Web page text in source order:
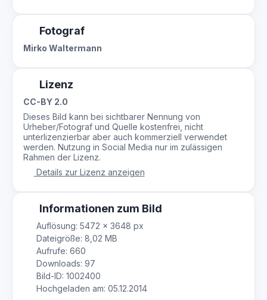
Fotograf
Mirko Waltermann
Lizenz
CC-BY 2.0
Dieses Bild kann bei sichtbarer Nennung von
Urheber/Fotograf und Quelle kostenfrei, nicht
unterlizenzierbar aber auch kommerziell verwendet
werden. Nutzung in Social Media nur im zulässigen
Rahmen der Lizenz.
Details zur Lizenz anzeigen
Informationen zum Bild
Auflösung: 5472 × 3648 px
Dateigröße: 8,02 MB
Aufrufe: 660
Downloads: 97
Bild-ID: 1002400
Hochgeladen am: 05.12.2014